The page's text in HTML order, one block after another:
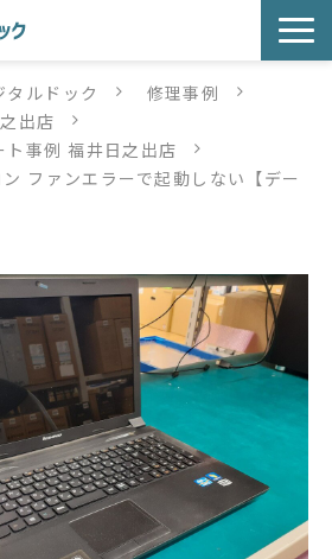
ルドック
修理事例
出店
事例 福井日之出店
ファンエラーで起動しない【デー